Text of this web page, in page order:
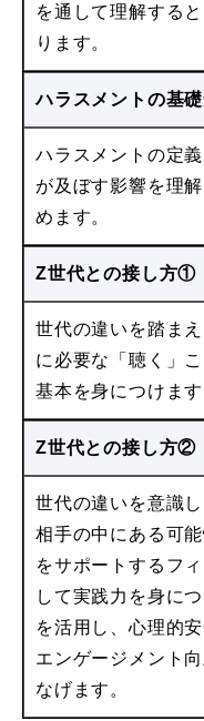
を通して理解する
ります。
ハラスメントの基
ハラスメントの定
が及ぼす影響を理
めます。
Z世代との接し方①
世代の違いを踏ま
に必要な「聴く」
基本を身につけます
Z世代との接し方②
世代の違いを意識
相手の中にある可
をサポートするフ
して実践力を身に
を活用し、心理的
エンゲージメント
なげます。